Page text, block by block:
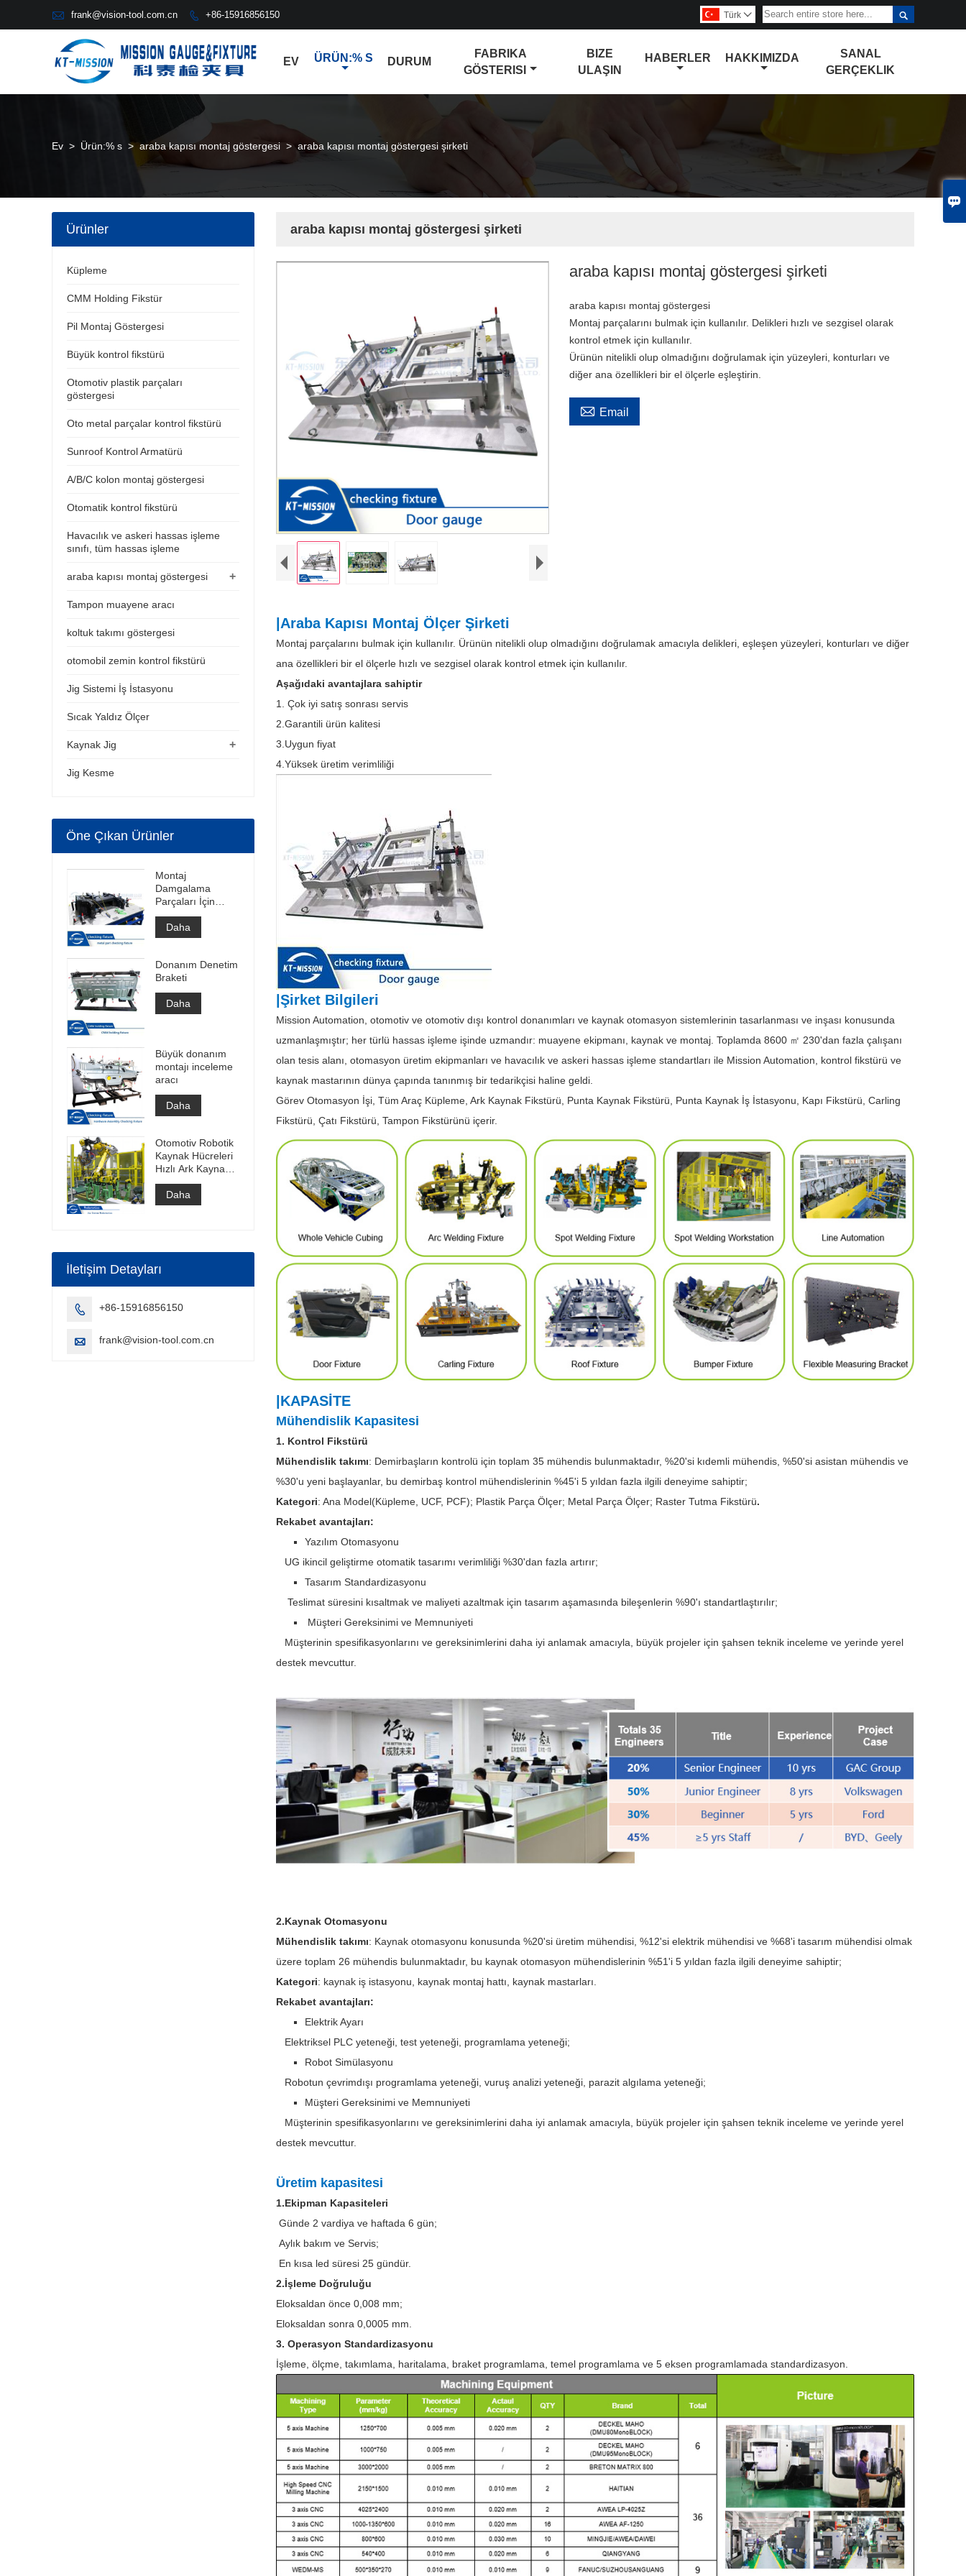

 frank@vision-tool.com.cn  +86-15916856150 
Türk 
EV ÜRÜN:% S DURUM
FABRIKA
GÖSTERISI
BIZE
ULAŞIN
HABERLER HAKKIMIZDA
SANAL
GERÇEKLIK
Ev > Ürün:% s > araba kapısı montaj göstergesi > araba kapısı montaj göstergesi şirketi
araba kapısı montaj göstergesi şirketi
araba kapısı montaj göstergesi şirketi
araba kapısı montaj göstergesi
Montaj parçalarını bulmak için kullanılır. Delikleri hızlı ve sezgisel olarak
kontrol etmek için kullanılır.
Ürünün nitelikli olup olmadığını doğrulamak için yüzeyleri, konturları ve
diğer ana özellikleri bir el ölçerle eşleştirin.
 Email
|Araba Kapısı Montaj Ölçer Şirketi
Montaj parçalarını bulmak için kullanılır. Ürünün nitelikli olup olmadığını doğrulamak amacıyla delikleri, eşleşen yüzeyleri, konturları ve diğer
ana özellikleri bir el ölçerle hızlı ve sezgisel olarak kontrol etmek için kullanılır.
Aşağıdaki avantajlara sahiptir
1. Çok iyi satış sonrası servis
2.Garantili ürün kalitesi
3.Uygun fiyat
4.Yüksek üretim verimliliği
|Şirket Bilgileri
Mission Automation, otomotiv ve otomotiv dışı kontrol donanımları ve kaynak otomasyon sistemlerinin tasarlanması ve inşası konusunda
uzmanlaşmıştır; her türlü hassas işleme işinde uzmandır: muayene ekipmanı, kaynak ve montaj. Toplamda 8600 ㎡ 230'dan fazla çalışanı
olan tesis alanı, otomasyon üretim ekipmanları ve havacılık ve askeri hassas işleme standartları ile Mission Automation, kontrol fikstürü ve
kaynak mastarının dünya çapında tanınmış bir tedarikçisi haline geldi.
Görev Otomasyon İşi, Tüm Araç Küpleme, Ark Kaynak Fikstürü, Punta Kaynak Fikstürü, Punta Kaynak İş İstasyonu, Kapı Fikstürü, Carling
Fikstürü, Çatı Fikstürü, Tampon Fikstürünü içerir.
|KAPASİTE
Mühendislik Kapasitesi
1. Kontrol Fikstürü
Mühendislik takımı: Demirbaşların kontrolü için toplam 35 mühendis bulunmaktadır, %20'si kıdemli mühendis, %50'si asistan mühendis ve
%30'u yeni başlayanlar, bu demirbaş kontrol mühendislerinin %45'i 5 yıldan fazla ilgili deneyime sahiptir;
Kategori: Ana Model(Küpleme, UCF, PCF); Plastik Parça Ölçer; Metal Parça Ölçer; Raster Tutma Fikstürü.
Rekabet avantajları:
Yazılım Otomasyonu
UG ikincil geliştirme otomatik tasarımı verimliliği %30'dan fazla artırır;
Tasarım Standardizasyonu
Teslimat süresini kısaltmak ve maliyeti azaltmak için tasarım aşamasında bileşenlerin %90'ı standartlaştırılır;
Müşteri Gereksinimi ve Memnuniyeti
Müşterinin spesifikasyonlarını ve gereksinimlerini daha iyi anlamak amacıyla, büyük projeler için şahsen teknik inceleme ve yerinde yerel
destek mevcuttur.
2.Kaynak Otomasyonu
Mühendislik takımı: Kaynak otomasyonu konusunda %20'si üretim mühendisi, %12'si elektrik mühendisi ve %68'i tasarım mühendisi olmak
üzere toplam 26 mühendis bulunmaktadır, bu kaynak otomasyon mühendislerinin %51'i 5 yıldan fazla ilgili deneyime sahiptir;
Kategori: kaynak iş istasyonu, kaynak montaj hattı, kaynak mastarları.
Rekabet avantajları:
Elektrik Ayarı
Elektriksel PLC yeteneği, test yeteneği, programlama yeteneği;
Robot Simülasyonu
Robotun çevrimdışı programlama yeteneği, vuruş analizi yeteneği, parazit algılama yeteneği;
Müşteri Gereksinimi ve Memnuniyeti
Müşterinin spesifikasyonlarını ve gereksinimlerini daha iyi anlamak amacıyla, büyük projeler için şahsen teknik inceleme ve yerinde yerel
destek mevcuttur.
Üretim kapasitesi
1.Ekipman Kapasiteleri
Günde 2 vardiya ve haftada 6 gün;
Aylık bakım ve Servis;
En kısa led süresi 25 gündür.
2.İşleme Doğruluğu
Eloksaldan önce 0,008 mm;
Eloksaldan sonra 0,0005 mm.
3. Operasyon Standardizasyonu
İşleme, ölçme, takımlama, haritalama, braket programlama, temel programlama ve 5 eksen programlamada standardizasyon.
Ürünler
Küpleme
CMM Holding Fikstür
Pil Montaj Göstergesi
Büyük kontrol fikstürü
Otomotiv plastik parçaları
göstergesi
Oto metal parçalar kontrol fikstürü
Sunroof Kontrol Armatürü
A/B/C kolon montaj göstergesi
Otomatik kontrol fikstürü
Havacılık ve askeri hassas işleme
sınıfı, tüm hassas işleme
+
araba kapısı montaj göstergesi
Tampon muayene aracı
koltuk takımı göstergesi
otomobil zemin kontrol fikstürü
Jig Sistemi İş İstasyonu
Sıcak Yaldız Ölçer
+
Kaynak Jig
Jig Kesme
Öne Çıkan Ürünler
Montaj
Damgalama
Parçaları İçin
Ölçer
Daha
Donanım Denetim
Braketi
Daha
Büyük donanım
montajı inceleme
aracı
Daha
Otomotiv Robotik
Kaynak Hücreleri
Hızlı Ark Kaynak
Hücresi Punta
Kaynak Hücresi
İnşaatı
Daha
İletişim Detayları
 +86-15916856150
 frank@vision-tool.com.cn